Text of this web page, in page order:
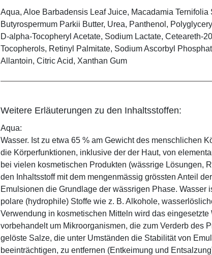
Aqua, Aloe Barbadensis Leaf Juice, Macadamia Ternifolia
Butyrospermum Parkii Butter, Urea, Panthenol,
D-alpha-Tocopheryl Acetate, Sodium Lactate, Ceteareth-
Tocopherols, Retinyl Palmitate, Sodium Ascorbyl
Allantoin, Citric Acid, Xanthan Gum
Weitere Erläuterungen zu den Inhaltsstoffen:
Aqua:
Wasser. Ist zu etwa 65 % am Gewicht des menschlichen
die Körperfunktionen, inklusive der der Haut, von
bei vielen kosmetischen Produkten (wässrige Lösungen,
den Inhaltsstoff mit dem mengenmässig grössten Anteil
Emulsionen die Grundlage der wässrigen Phase. Wasser
polare (hydrophile) Stoffe wie z. B. Alkohole,
Verwendung in kosmetischen Mitteln wird das eingesetzte
vorbehandelt um Mikroorganismen, die zum Verderb des
gelöste Salze, die unter Umständen die Stabilität von
beeinträchtigen, zu entfernen (Entkeimung und